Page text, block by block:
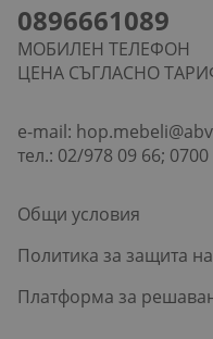
0896661089
МОБИЛЕН ТЕЛЕФОН
ЦЕНА СЪГЛАСНО
e-mail:
тел.: 02/978 09 66;
Общи условия
Политика за защита
Платформа за